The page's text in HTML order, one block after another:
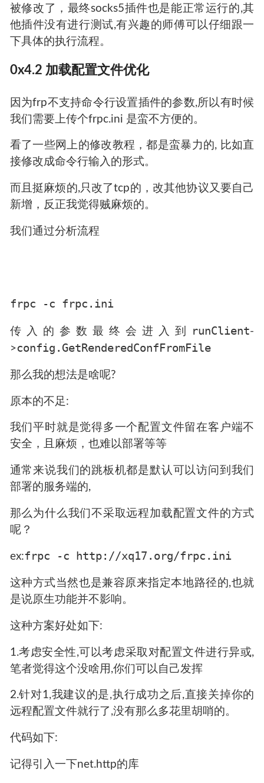
被修改了，最终socks5插件也是能正常运行的,其
他插件没有进行测试,有兴趣的师傅可以仔细跟一
下具体的执行流程。
0x4.2 加载配置文件优化
因为frp不支持命令行设置插件的参数,所以有时候
我们需要上传个frpc.ini 是蛮不方便的。
看了一些网上的修改教程，都是蛮暴力的, 比如直
接修改成命令行输入的形式。
而且挺麻烦的,只改了tcp的，改其他协议又要自己
新增，反正我觉得贼麻烦的。
我们通过分析流程
frpc -c frpc.ini
传入的参数最终会进入到 runClient-
>config.GetRenderedConfFromFile
那么我的想法是啥呢?
原本的不足:
我们平时就是觉得多一个配置文件留在客户端不
安全，且麻烦，也难以部署等等
通常来说我们的跳板机都是默认可以访问到我们
部署的服务端的,
那么为什么我们不采取远程加载配置文件的方式
呢？
ex:frpc -c http://xq17.org/frpc.ini
这种方式当然也是兼容原来指定本地路径的,也就
是说原生功能并不影响。
这种方案好处如下:
1.考虑安全性,可以考虑采取对配置文件进行异或,
笔者觉得这个没啥用,你们可以自己发挥
2.针对1,我建议的是,执行成功之后,直接关掉你的
远程配置文件就行了,没有那么多花里胡哨的。
代码如下:
记得引入一下net.http的库